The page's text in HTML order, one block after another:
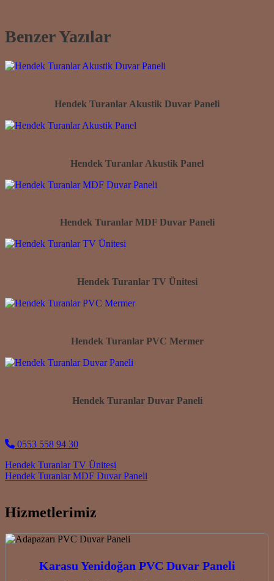
Benzer Yazılar
Hendek Turanlar Akustik Duvar Paneli
Hendek Turanlar Akustik Panel
Hendek Turanlar MDF Duvar Paneli
Hendek Turanlar TV Ünitesi
Hendek Turanlar PVC Mermer
Hendek Turanlar Duvar Paneli
0553 558 94 30
Post navigation
Hendek Turanlar TV Ünitesi
Hendek Turanlar MDF Duvar Paneli
Hizmetlerimiz
Karasu Yenidoğan PVC Duvar Paneli